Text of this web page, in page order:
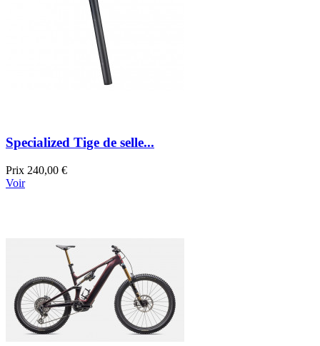
Specialized Tige de selle...
Prix 240,00 €
Voir